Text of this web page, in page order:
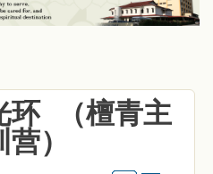
环 （檀青主
）